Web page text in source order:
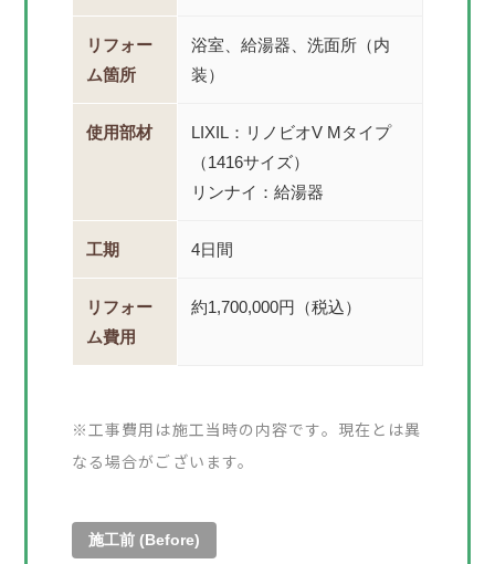
リフォー
ム箇所
浴室、給湯器、洗面所（内
装）
使用部材
LIXIL：リノビオV Mタイプ
（1416サイズ）
リンナイ：給湯器
工期 4日間
リフォー
ム費用
約1,700,000円（税込）
※工事費用は施工当時の内容です。現在とは異
なる場合がございます。
施工前 (Before)